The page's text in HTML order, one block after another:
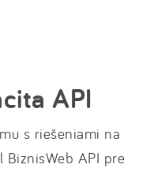
API
s riešeniami na
BiznisWeb API pre